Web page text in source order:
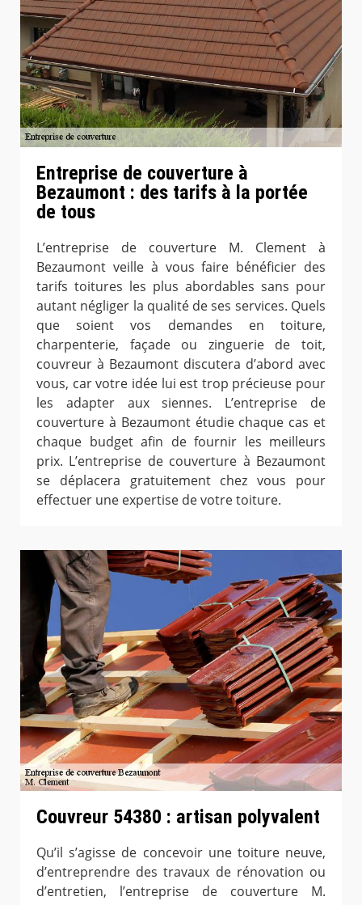
Entreprise de couverture à
Bezaumont : des tarifs à la portée
de tous
L’entreprise de couverture M. Clement à
Bezaumont veille à vous faire bénéficier des
tarifs toitures les plus abordables sans pour
autant négliger la qualité de ses services. Quels
que soient vos demandes en toiture,
charpenterie, façade ou zinguerie de toit,
couvreur à Bezaumont discutera d’abord avec
vous, car votre idée lui est trop précieuse pour
les adapter aux siennes. L’entreprise de
couverture à Bezaumont étudie chaque cas et
chaque budget afin de fournir les meilleurs
prix. L’entreprise de couverture à Bezaumont
se déplacera gratuitement chez vous pour
effectuer une expertise de votre toiture.
Couvreur 54380 : artisan polyvalent
Qu’il s’agisse de concevoir une toiture neuve,
d’entreprendre des travaux de rénovation ou
d’entretien, l’entreprise de couverture M.